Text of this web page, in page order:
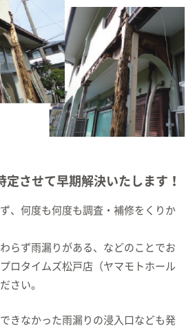
定させて早期解決いたします！
、何度も何度も調査・補修をくりか
らず雨漏りがある、などのことでお
ロタイムズ松戸店（ヤマモトホール
さい。
きなかった雨漏りの浸入口なども発